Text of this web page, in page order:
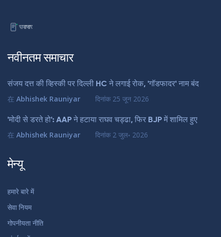
नवीनतम समाचार
संजय दत्त की व्हिस्की पर दिल्ली HC ने लगाई रोक, 'गॉडफादर' नाम बंद
在 Abhishek Rauniyar दिनांक 25 जून 2026
'मोदी से डरते हो': AAP ने हटाया राघव चड्ढा, फिर BJP में शामिल हुए
在 Abhishek Rauniyar दिनांक 2 जुल॰ 2026
मेन्यू
हमारे बारे में
सेवा नियम
गोपनीयता नीति